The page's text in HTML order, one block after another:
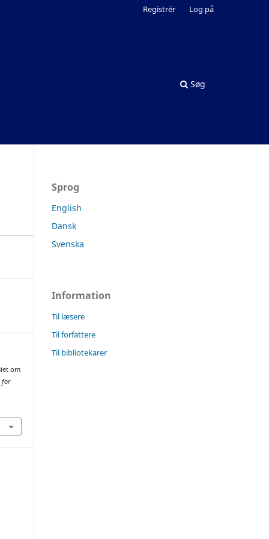
Søg
Registrér Log på
om
for
Sprog
English
Dansk
Svenska
Information
Til læsere
Til forfattere
Til bibliotekarer